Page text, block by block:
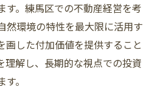
す。練馬区での不動産経営を考
然環境の特性を最大限に活用す
画した付加価値を提供すること
理解し、長期的な視点での投資
。